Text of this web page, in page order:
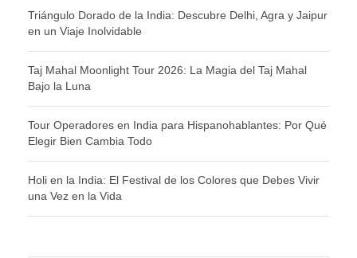
Triángulo Dorado de la India: Descubre Delhi, Agra y Jaipur
en un Viaje Inolvidable
Taj Mahal Moonlight Tour 2026: La Magia del Taj Mahal
Bajo la Luna
Tour Operadores en India para Hispanohablantes: Por Qué
Elegir Bien Cambia Todo
Holi en la India: El Festival de los Colores que Debes Vivir
una Vez en la Vida